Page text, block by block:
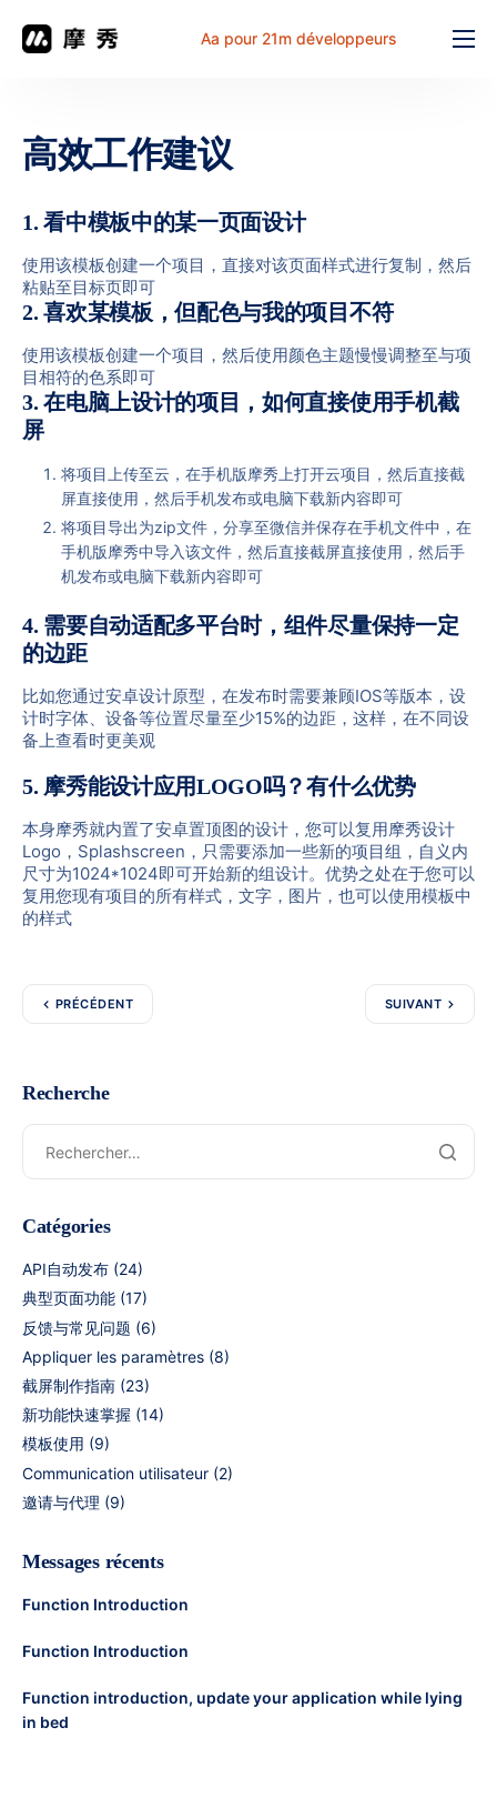
Aa pour 21m développeurs
document
解决方案
Problème commun
Table de travail
高效工作建议
1. 看中模板中的某一页面设计
使用该模板创建一个项目，直接对该页面样式进行复制，然后
粘贴至目标页即可
2. 喜欢某模板，但配色与我的项目不符
使用该模板创建一个项目，然后使用颜色主题慢慢调整至与项
目相符的色系即可
3. 在电脑上设计的项目，如何直接使用手机截
屏
将项目上传至云，在手机版摩秀上打开云项目，然后直接截
屏直接使用，然后手机发布或电脑下载新内容即可
将项目导出为zip文件，分享至微信并保存在手机文件中，在
手机版摩秀中导入该文件，然后直接截屏直接使用，然后手
机发布或电脑下载新内容即可
4. 需要自动适配多平台时，组件尽量保持一定
的边距
比如您通过安卓设计原型，在发布时需要兼顾IOS等版本，设
计时字体、设备等位置尽量至少15%的边距，这样，在不同设
备上查看时更美观
5. 摩秀能设计应用LOGO吗？有什么优势
本身摩秀就内置了安卓置顶图的设计，您可以复用摩秀设计
Logo，Splashscreen，只需要添加一些新的项目组，自义内
尺寸为1024*1024即可开始新的组设计。优势之处在于您可以
复用您现有项目的所有样式，文字，图片，也可以使用模板中
的样式
PRÉCÉDENT SUIVANT
Recherche
Catégories
API自动发布 (24)
典型页面功能 (17)
反馈与常见问题 (6)
Appliquer les paramètres (8)
截屏制作指南 (23)
新功能快速掌握 (14)
模板使用 (9)
Communication utilisateur (2)
邀请与代理 (9)
Messages récents
Function Introduction
Function Introduction
Function introduction, update your application while lying
in bed